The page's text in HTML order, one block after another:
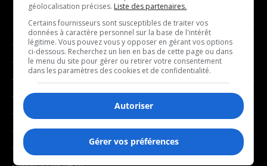
NOUVELLES
- Affaires municipales
- Communauté / Social
- Culture
- Économie
- Éducation
- Environnement
- Faits divers
MUSIQUE
- Décompte franco
- Joué récemment
BALADOS
- Art de vivre
- Bien-être
géolocalisation précises. Liste des partenaires.
Certains fournisseurs sont susceptibles de traiter vos
données à caractère personnel sur la base de l'intérêt
légitime. Vous pouvez vous y opposer en gérant vos options
ci-dessous. Recherchez un lien en bas de cette page ou dans
le menu du site pour gérer ou retirer votre consentement
dans les paramètres des cookies et de confidentialité.
Autoriser
Gérer vos préférences